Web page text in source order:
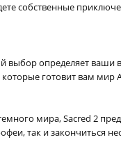
собственные
выбор определяет ваши
готовит вам мир
мира, Sacred 2
так и закончиться